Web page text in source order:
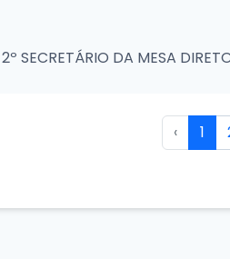
SECRETÁRIO DA MESA
contas 1° Quadrimestre de
‹ 1